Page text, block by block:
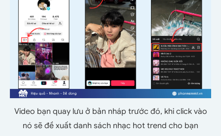
Video bạn quay lưu ở bản nháp trước đó, khi click vào
nó sẽ đề xuất danh sách nhạc hot trend cho bạn